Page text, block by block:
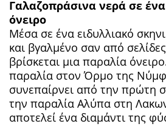
Γαλαζοπράσινα νερά σε
όνειρο
Μέσα σε ένα ειδυλλιακό
και βγαλμένο σαν από
βρίσκεται μια παραλία
παραλία στον Όρμο της
συνεπαίρνει από την πρώτη
την παραλία Αλύπα στη
αποτελεί ένα διαμάντι της